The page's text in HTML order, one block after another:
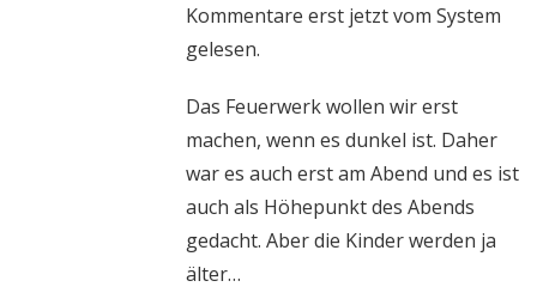
Kommentare erst jetzt vom System
gelesen.
Das Feuerwerk wollen wir erst
machen, wenn es dunkel ist. Daher
war es auch erst am Abend und es ist
auch als Höhepunkt des Abends
gedacht. Aber die Kinder werden ja
älter…